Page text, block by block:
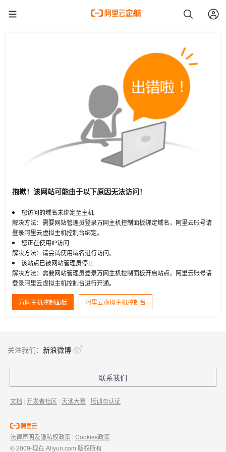
抱歉！该网站可能由于以下原因无法访问！
您访问的域名未绑定至主机
解决方法：需要网站管理员登录万网主机控制面板绑定域名，阿里云账号请
登录阿里云虚拟主机控制台绑定。
您正在使用IP访问
解决方法：请尝试使用域名进行访问。
该站点已被网站管理员停止
解决方法：需要网站管理员登录万网主机控制面板开启站点，阿里云账号请
登录阿里云虚拟主机控制台进行开通。
万网主机控制面板 阿里云虚拟主机控制台